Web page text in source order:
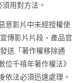
用對方法。
意影片中未經授權使
傳影片片段、產品官
送「著作權移除通
位千禧年著作權法》
依法必須迅速處理。